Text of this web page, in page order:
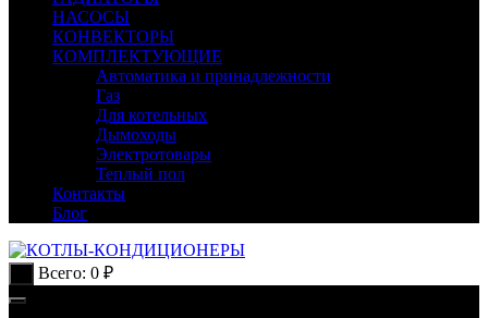
НАСОСЫ
КОНВЕКТОРЫ
КОМПЛЕКТУЮЩИЕ
Автоматика и принадлежности
Газ
Для котельных
Дымоходы
Электротовары
Теплый пол
Контакты
Блог
Всего: 0 ₽